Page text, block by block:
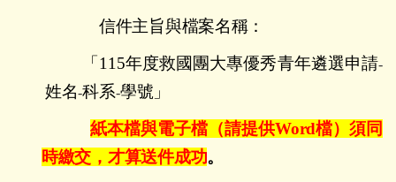
信件主旨與檔案名稱：
「 115年度救國團大專優秀青年遴選申請-
姓名-科系-學號」
紙本檔與電子檔 （請提供Word檔）須同
時繳交，才算送件成功。